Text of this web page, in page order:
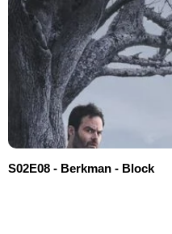
S02E08 - Berkman - Block